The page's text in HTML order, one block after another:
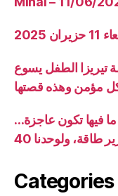
تيريزا الطفل يسوع
مؤمن وهذه قصتها
فيها تكون عاجزة…
Categories